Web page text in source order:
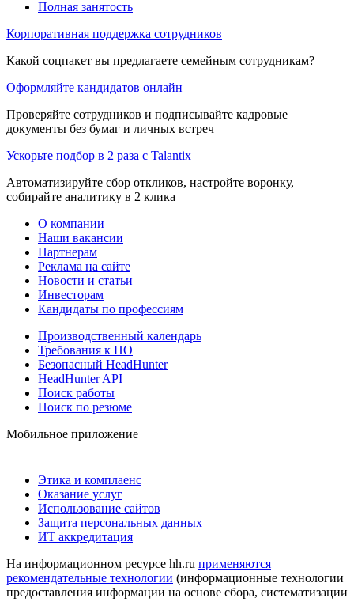
Полная занятость
Корпоративная поддержка сотрудников
Какой соцпакет вы предлагаете семейным сотрудникам?
Оформляйте кандидатов онлайн
Проверяйте сотрудников и подписывайте кадровые
документы без бумаг и личных встреч
Ускорьте подбор в 2 раза с Talantix
Автоматизируйте сбор откликов, настройте воронку,
собирайте аналитику в 2 клика
О компании
Наши вакансии
Партнерам
Реклама на сайте
Новости и статьи
Инвесторам
Кандидаты по профессиям
Производственный календарь
Требования к ПО
Безопасный HeadHunter
HeadHunter API
Поиск работы
Поиск по резюме
Мобильное приложение
Этика и комплаенс
Оказание услуг
Использование сайтов
Защита персональных данных
ИТ аккредитация
На информационном ресурсе hh.ru применяются
рекомендательные технологии (информационные технологии
предоставления информации на основе сбора, систематизации